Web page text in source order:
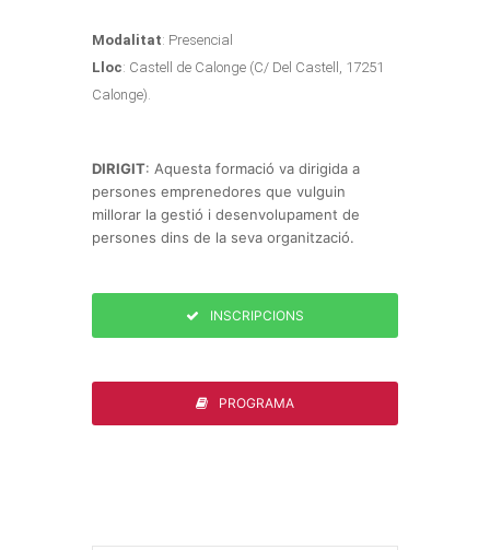
Modalitat: Presencial
Lloc: Castell de Calonge (C/ Del Castell, 17251
Calonge).
DIRIGIT: Aquesta formació va dirigida a
persones emprenedores que vulguin
millorar la gestió i desenvolupament de
persones dins de la seva organització.
INSCRIPCIONS
PROGRAMA